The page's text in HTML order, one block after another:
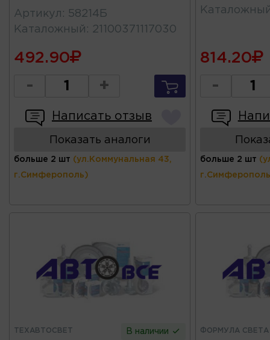
Артикул : 58214Б
Каталожный : 21100371117030
492.90
- +
Написать отзыв
Показать аналоги
больше 2 шт (ул.Коммунальная 43,
г.Симферополь)
814.20
-
больше 2 шт
ТЕХАВТОСВЕТ В наличии ФОРМУЛА СВЕТА